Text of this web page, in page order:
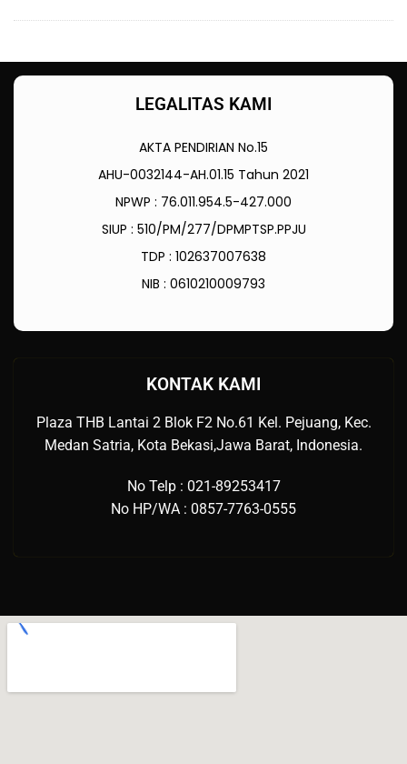
LEGALITAS KAMI
AKTA PENDIRIAN No.15
AHU-0032144-AH.01.15 Tahun 2021
NPWP : 76.011.954.5-427.000
SIUP : 510/PM/277/DPMPTSP.PPJU
TDP : 102637007638
NIB : 0610210009793
KONTAK KAMI
Plaza THB Lantai 2 Blok F2 No.61 Kel. Pejuang, Kec.
Medan Satria, Kota Bekasi,Jawa Barat, Indonesia.
No Telp : 021-89253417
No HP/WA : 0857-7763-0555